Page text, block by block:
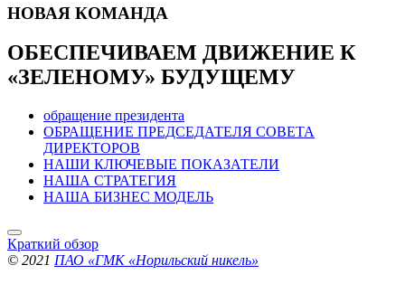
НОВАЯ КОМАНДА
ОБЕСПЕЧИВАЕМ ДВИЖЕНИЕ К
«ЗЕЛЕНОМУ» БУДУЩЕМУ
обращение президента
ОБРАЩЕНИЕ ПРЕДСЕДАТЕЛЯ СОВЕТА
ДИРЕКТОРОВ
НАШИ КЛЮЧЕВЫЕ ПОКАЗАТЕЛИ
НАША СТРАТЕГИЯ
НАША БИЗНЕС МОДЕЛЬ
Краткий обзор
© 2021 ПАО «ГМК «Норильский никель»